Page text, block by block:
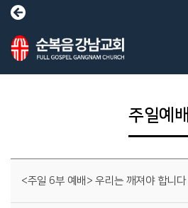
주일예배
<주일 6부 예배> 우리는 깨져야 합니다